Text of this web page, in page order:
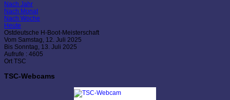
Nach Jahr
Nach Monat
Nach Woche
Heute
Ostdeutsche H-Boot-Meisterschaft
Vom Samstag, 12. Juli 2025
Bis Sonntag, 13. Juli 2025
Aufrufe : 4605
Ort TSC
TSC-Webcams